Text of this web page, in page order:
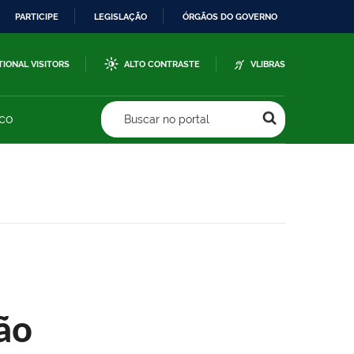
PARTICIPE LEGISLAÇÃO ÓRGÃOS DO GOVERNO
VISITORS ALTO CONTRASTE VLIBRAS
Buscar no portal